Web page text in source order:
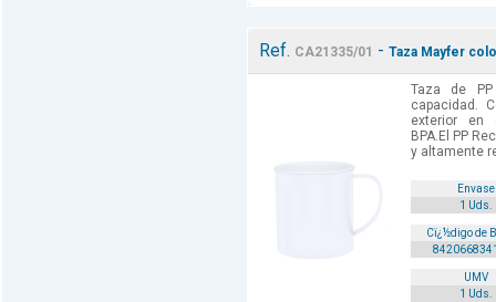
Ref. CA21335/01 - Taza Mayfer
Taza de
capacidad.
exterior en
BPA.El PP
y altamente
Envase
1 Uds.
Cï¿½digo de
UMV
1 Uds.